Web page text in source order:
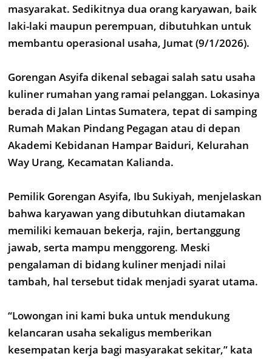
masyarakat. Sedikitnya dua orang karyawan, baik
laki-laki maupun perempuan, dibutuhkan untuk
membantu operasional usaha, Jumat (9/1/2026).
Gorengan Asyifa dikenal sebagai salah satu usaha
kuliner rumahan yang ramai pelanggan. Lokasinya
berada di Jalan Lintas Sumatera, tepat di samping
Rumah Makan Pindang Pegagan atau di depan
Akademi Kebidanan Hampar Baiduri, Kelurahan
Way Urang, Kecamatan Kalianda.
Pemilik Gorengan Asyifa, Ibu Sukiyah, menjelaskan
bahwa karyawan yang dibutuhkan diutamakan
memiliki kemauan bekerja, rajin, bertanggung
jawab, serta mampu menggoreng. Meski
pengalaman di bidang kuliner menjadi nilai
tambah, hal tersebut tidak menjadi syarat utama.
“Lowongan ini kami buka untuk mendukung
kelancaran usaha sekaligus memberikan
kesempatan kerja bagi masyarakat sekitar,” kata